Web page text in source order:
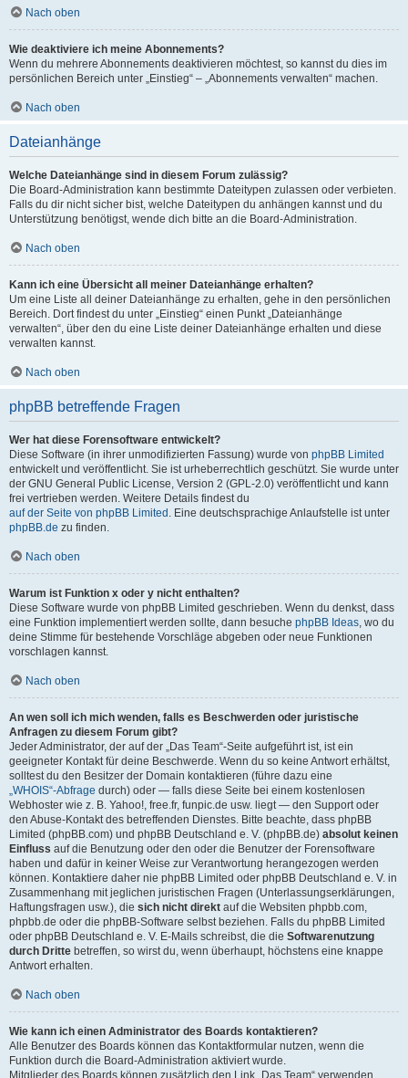
Nach oben
Wie deaktiviere ich meine Abonnements?
Wenn du mehrere Abonnements deaktivieren möchtest, so kannst du dies im
persönlichen Bereich unter „Einstieg“ – „Abonnements verwalten“ machen.
Nach oben
Dateianhänge
Welche Dateianhänge sind in diesem Forum zulässig?
Die Board-Administration kann bestimmte Dateitypen zulassen oder verbieten.
Falls du dir nicht sicher bist, welche Dateitypen du anhängen kannst und du
Unterstützung benötigst, wende dich bitte an die Board-Administration.
Nach oben
Kann ich eine Übersicht all meiner Dateianhänge erhalten?
Um eine Liste all deiner Dateianhänge zu erhalten, gehe in den persönlichen
Bereich. Dort findest du unter „Einstieg“ einen Punkt „Dateianhänge
verwalten“, über den du eine Liste deiner Dateianhänge erhalten und diese
verwalten kannst.
Nach oben
phpBB betreffende Fragen
Wer hat diese Forensoftware entwickelt?
Diese Software (in ihrer unmodifizierten Fassung) wurde von phpBB Limited
entwickelt und veröffentlicht. Sie ist urheberrechtlich geschützt. Sie wurde unter
der GNU General Public License, Version 2 (GPL-2.0) veröffentlicht und kann
frei vertrieben werden. Weitere Details findest du
auf der Seite von phpBB Limited . Eine deutschsprachige Anlaufstelle ist unter
phpBB.de zu finden.
Nach oben
Warum ist Funktion x oder y nicht enthalten?
Diese Software wurde von phpBB Limited geschrieben. Wenn du denkst, dass
eine Funktion implementiert werden sollte, dann besuche phpBB Ideas, wo du
deine Stimme für bestehende Vorschläge abgeben oder neue Funktionen
vorschlagen kannst.
Nach oben
An wen soll ich mich wenden, falls es Beschwerden oder juristische
Anfragen zu diesem Forum gibt?
Jeder Administrator, der auf der „Das Team“-Seite aufgeführt ist, ist ein
geeigneter Kontakt für deine Beschwerde. Wenn du so keine Antwort erhältst,
solltest du den Besitzer der Domain kontaktieren (führe dazu eine
„WHOIS“-Abfrage durch) oder — falls diese Seite bei einem kostenlosen
Webhoster wie z. B. Yahoo!, free.fr, funpic.de usw. liegt — den Support oder
den Abuse-Kontakt des betreffenden Dienstes. Bitte beachte, dass phpBB
Limited (phpBB.com) und phpBB Deutschland e. V. (phpBB.de) absolut keinen
Einfluss auf die Benutzung oder den oder die Benutzer der Forensoftware
haben und dafür in keiner Weise zur Verantwortung herangezogen werden
können. Kontaktiere daher nie phpBB Limited oder phpBB Deutschland e. V. in
Zusammenhang mit jeglichen juristischen Fragen (Unterlassungserklärungen,
Haftungsfragen usw.), die sich nicht direkt auf die Websiten phpbb.com,
phpbb.de oder die phpBB-Software selbst beziehen. Falls du phpBB Limited
oder phpBB Deutschland e. V. E-Mails schreibst, die die Softwarenutzung
durch Dritte betreffen, so wirst du, wenn überhaupt, höchstens eine knappe
Antwort erhalten.
Nach oben
Wie kann ich einen Administrator des Boards kontaktieren?
Alle Benutzer des Boards können das Kontaktformular nutzen, wenn die
Funktion durch die Board-Administration aktiviert wurde.
Mitglieder des Boards können zusätzlich den Link „Das Team“ verwenden.